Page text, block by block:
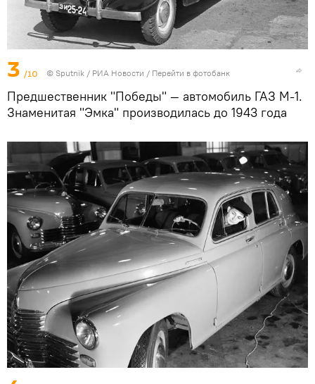
3 /10 © Sputnik / РИА Новости / Перейти в фотобанк
Предшественник "Победы" — автомобиль ГАЗ М-1.
Знаменитая "Эмка" производилась до 1943 года